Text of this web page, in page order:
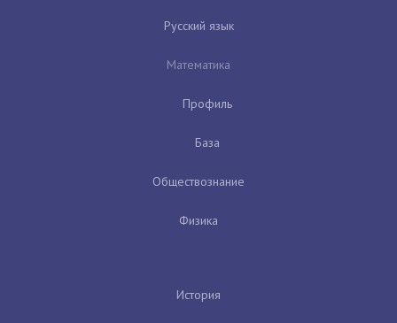
Русский язык
Математика
Профиль
База
Обществознание
Физика
История